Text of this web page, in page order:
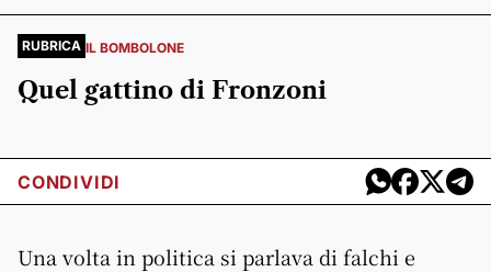
RUBRICA IL BOMBOLONE
Quel gattino di Fronzoni
CONDIVIDI
Una volta in politica si parlava di falchi e